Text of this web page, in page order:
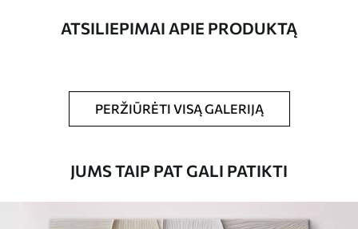
Straipsnio
s44519
Galite padengti laku.
Standartas
Iš15.00€
ATSILIEPIMAI APIE PRODUKTĄ
PERŽIŪRĖTI VISĄ GALERIJĄ
JUMS TAIP PAT GALI PATIKTI